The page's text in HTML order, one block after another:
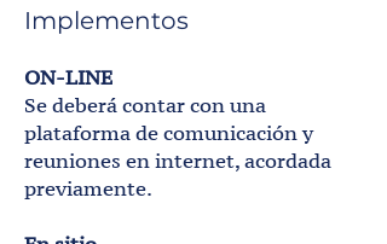
Implementos
ON-LINE
Se deberá contar con una
plataforma de comunicación y
reuniones en internet, acordada
previamente.